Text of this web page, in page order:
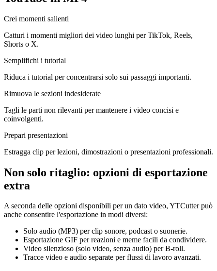
Crei momenti salienti
Catturi i momenti migliori dei video lunghi per TikTok, Reels,
Shorts o X.
Semplifichi i tutorial
Riduca i tutorial per concentrarsi solo sui passaggi importanti.
Rimuova le sezioni indesiderate
Tagli le parti non rilevanti per mantenere i video concisi e
coinvolgenti.
Prepari presentazioni
Estragga clip per lezioni, dimostrazioni o presentazioni professionali.
Non solo ritaglio: opzioni di esportazione
extra
A seconda delle opzioni disponibili per un dato video, YTCutter può
anche consentire l'esportazione in modi diversi:
Solo audio (MP3) per clip sonore, podcast o suonerie.
Esportazione GIF per reazioni e meme facili da condividere.
Video silenzioso (solo video, senza audio) per B-roll.
Tracce video e audio separate per flussi di lavoro avanzati.